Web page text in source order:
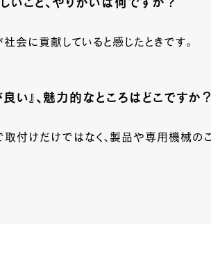
いこと、やりがいは何ですか？
会に貢献していると感じたときです。
い』、魅力的なところはどこですか？
付けだけではなく、製品や専用機械のこ